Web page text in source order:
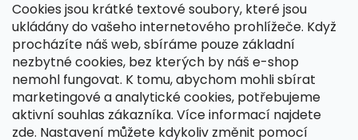
Cookies jsou krátké textové soubory, které jsou
ukládány do vašeho internetového prohlížeče. Když
procházíte náš web, sbíráme pouze základní
nezbytné cookies, bez kterých by náš e-shop
nemohl fungovat. K tomu, abychom mohli sbírat
marketingové a analytické cookies, potřebujeme
aktivní souhlas zákazníka. Více informací najdete
zde. Nastavení můžete kdykoliv změnit pomocí
KONTAKT
dotazy@spongr.cz
+420 776 663 962
https://www.facebook.com/spongr.cz